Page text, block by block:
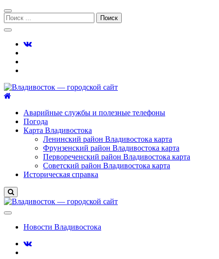
Перейти
к
навигации
Перейти
к
содержимому
Поиск:
Аварийные службы и полезные телефоны
Погода
Карта Владивостока
Ленинский район Владивостока карта
Фрунзенский район Владивостока карта
Первореченский район Владивостока карта
Советский район Владивостока карта
Историческая справка
Новости Владивостока